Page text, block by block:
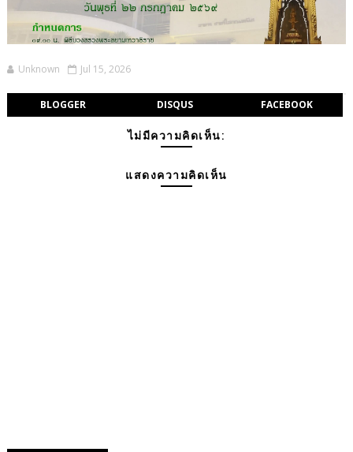
Unknown Jul 15, 2026
BLOGGER DISQUS FACEBOOK
ไม่มีความคิดเห็น:
แสดงความคิดเห็น